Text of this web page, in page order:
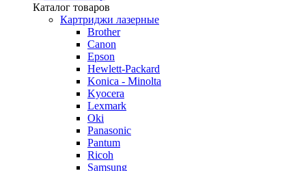
Каталог товаров
Картриджи лазерные
Brother
Canon
Epson
Hewlett-Packard
Konica - Minolta
Kyocera
Lexmark
Oki
Panasonic
Pantum
Ricoh
Samsung